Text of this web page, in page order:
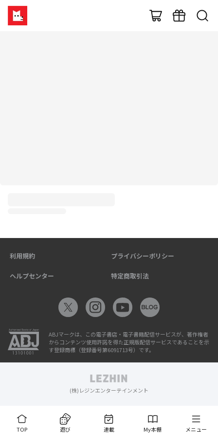
TOP 遊び 連載 My本棚 メニュー
利用規約 プライバシーポリシー
ヘルプセンター 特定商取引法
ABJマークは、この電子書店・電子書籍配信サービスが、著作権者
からコンテンツ使用許諾を得た正規版配信サービスであることを示
す登録商標（登録番号第6091713号）です。
(株)レジンエンターテインメント